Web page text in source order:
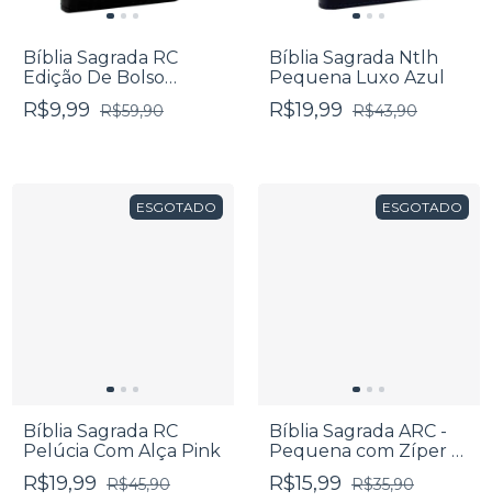
Bíblia Sagrada RC
Edição De Bolso
Palavras De Jesus Em
Vermelho Luxo Preta
R$9,99 R$59,90
Bíblia Sagrada Ntlh
Pequena Luxo Azul
R$19,99 R$43,90
ESGOTADO
Bíblia Sagrada RC
Pelúcia Com Alça Pink
R$19,99 R$45,90
ESGOTADO
Bíblia Sagrada ARC -
Pequena com Zíper -
Edição De Promessas -
Camuflada
R$15,99 R$35,90